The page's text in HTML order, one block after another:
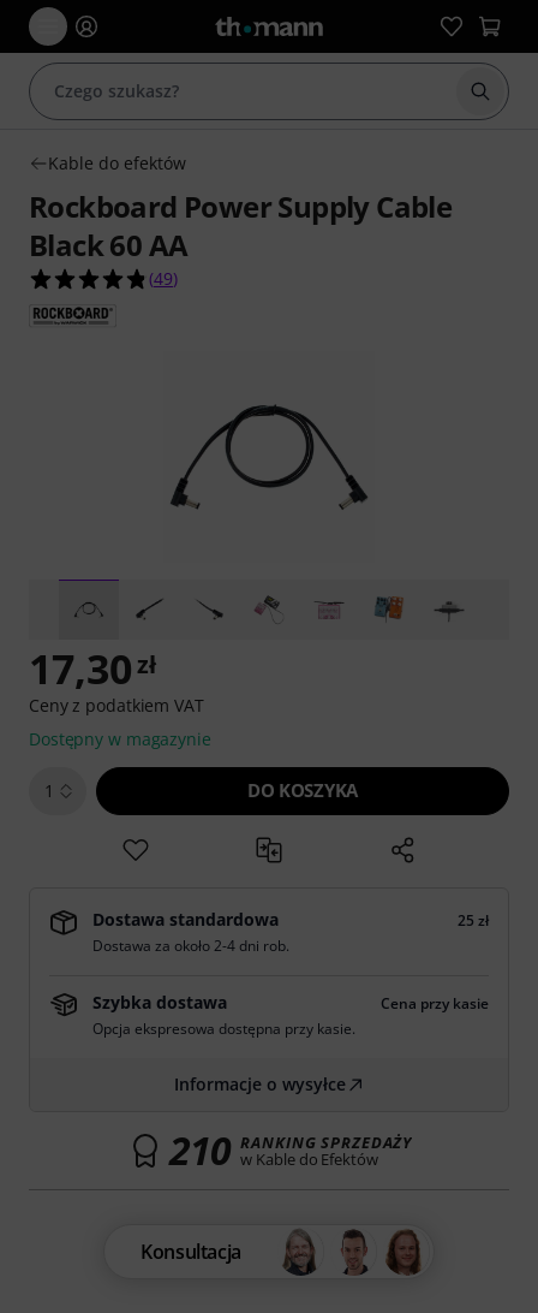
Kable do efektów
Rockboard Power Supply Cable
Black 60 AA
4.8 na 5 gwiazdek z 49 ocen klientów
(49)
17,30zł
Ceny z podatkiem VAT
Dostępny w magazynie
1 DO KOSZYKA
Dostawa standardowa
25 zł
Dostawa za około 2-4 dni rob.
Szybka dostawa
Cena przy kasie
Opcja ekspresowa dostępna przy kasie.
Informacje o wysyłce
210 RANKING SPRZEDAŻY
w Kable do Efektów
Konsultacja